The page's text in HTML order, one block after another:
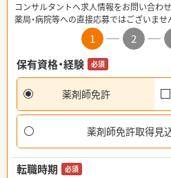
コンサルタントへ求人情報をお問い合わ
薬局・病院等への直接応募ではございませ
1 2
保有資格・経験
必須
薬剤師免許
薬剤師免許取得見込
転職時期 必須